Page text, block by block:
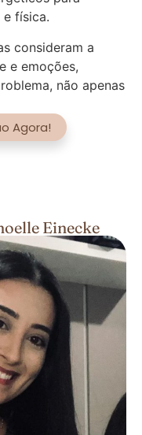
física.
consideram a
e emoções,
não apenas
Agora!
Einecke